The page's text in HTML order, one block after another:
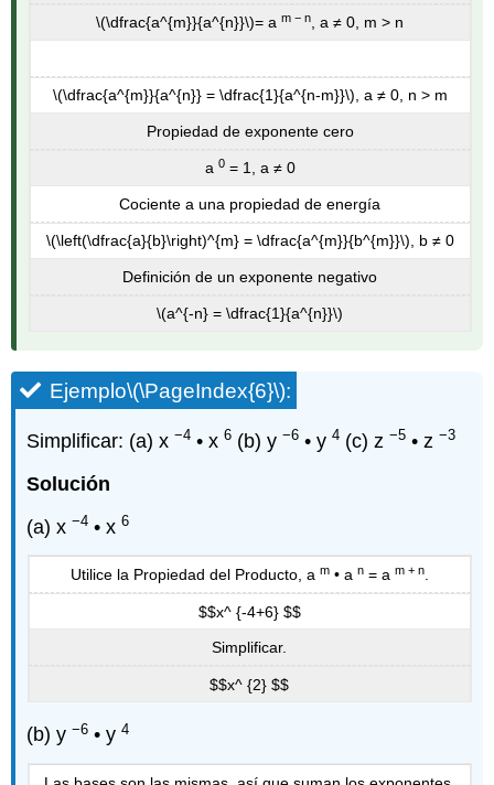
\(\dfrac{a^{m}}{a^{n}}\)= a m − n, a ≠ 0, m > n
\(\dfrac{a^{m}}{a^{n}} = \dfrac{1}{a^{n-m}}\), a ≠ 0, n > m
Propiedad de exponente cero
a 0= 1, a ≠ 0
Cociente a una propiedad de energía
\(\left(\dfrac{a}{b}\right)^{m} = \dfrac{a^{m}}{b^{m}}\), b ≠ 0
Definición de un exponente negativo
\(a^{-n} = \dfrac{1}{a^{n}}\)
Ejemplo\(\PageIndex{6}\):
Simplificar: (a) x−4 • x6 (b) y−6 • y4 (c) z−5 • z−3
Solución
(a) x−4 • x6
Utilice la Propiedad del Producto, a m• a n= a m + n.
$$x^ {-4+6} $$
Simplificar.
$$x^ {2} $$
(b) y−6 • y4